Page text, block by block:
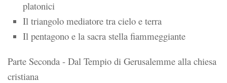
platonici
Il triangolo mediatore tra cielo e terra
Il pentagono e la sacra stella fiammeggiante
Parte Seconda - Dal Tempio di Gerusalemme alla chiesa
cristiana